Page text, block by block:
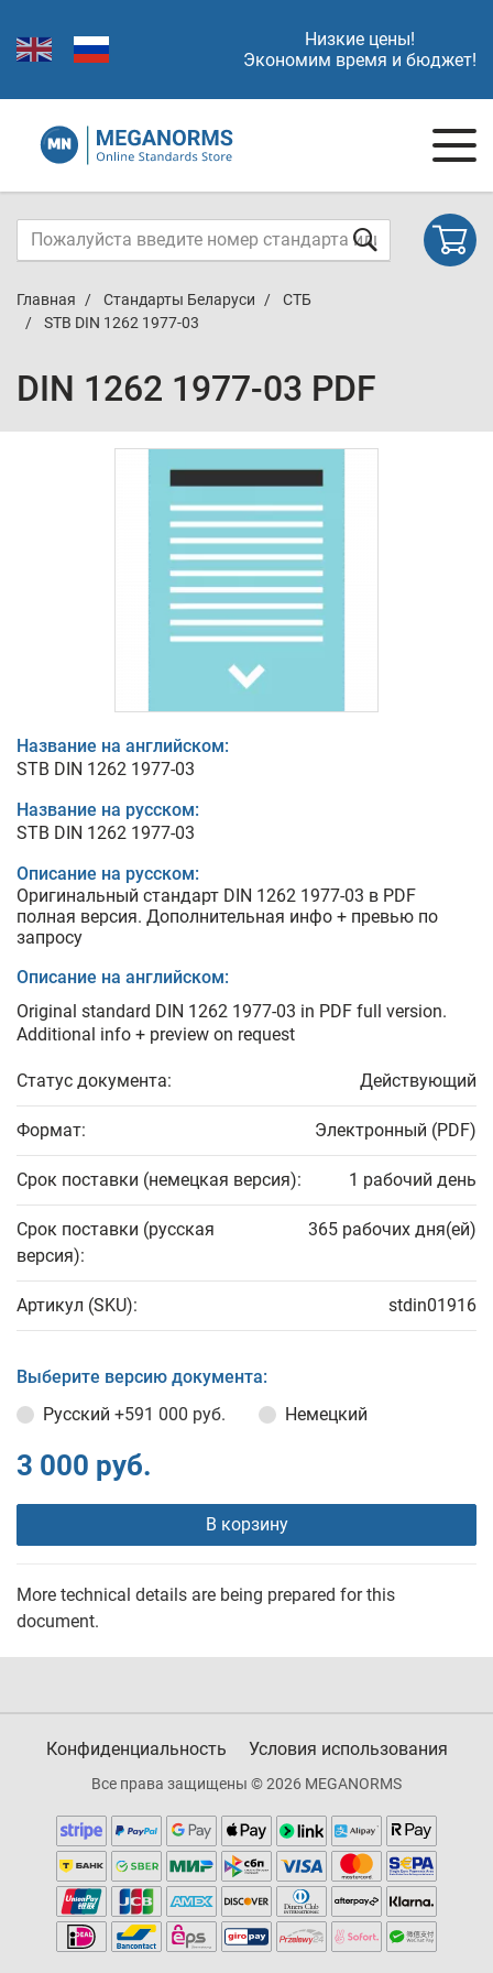
Низкие цены!
Экономим время и бюджет!
Главная Стандарты Беларуси
СТБ
STB DIN 1262 1977-03
DIN 1262 1977-03 PDF
Название на английском:
STB DIN 1262 1977-03
Название на русском:
STB DIN 1262 1977-03
Описание на русском:
Оригинальный стандарт DIN 1262 1977-03 в PDF
полная версия. Дополнительная инфо + превью по
запросу
Описание на английском:
Original standard DIN 1262 1977-03 in PDF full version.
Additional info + preview on request
Статус документа: Действующий
Формат: Электронный (PDF)
Срок поставки (немецкая версия): 1 рабочий день
Срок поставки (русская
версия):
365 рабочих дня(ей)
Артикул (SKU): stdin01916
Выберите версию документа:
Русский +591 000 руб. Немецкий
3 000 руб.
В корзину
More technical details are being prepared for this
document.
Конфиденциальность Условия использования
Все права защищены © 2026 MEGANORMS